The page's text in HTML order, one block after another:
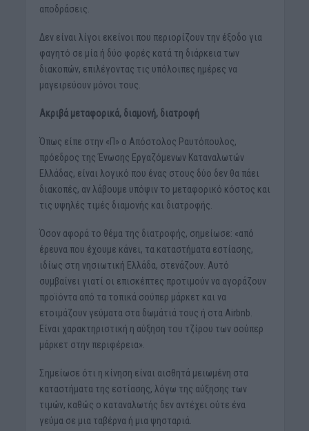
αποδράσεις.
Δεν είναι λίγοι εκείνοι που περιορίζουν την έξοδο για
φαγητό σε μία ή δύο φορές κατά τη διάρκεια των
διακοπών, επιλέγοντας τις υπόλοιπες ημέρες να
μαγειρεύουν μόνοι τους.
Ακριβά μεταφορικά, διαμονή, διατροφή
Όπως είπε στην «Π» ο Απόστολος Ραυτόπουλος,
πρόεδρος της Ένωσης Εργαζόμενων Καταναλωτών
Ελλάδας, είναι λογικό που ένας στους δύο δεν θα πάει
διακοπές, αν λάβουμε υπόψιν το μεταφορικό κόστος και
τις υψηλές τιμές διαμονής και διατροφής.
Όσον αφορά το θέμα της διατροφής, σημείωσε: «από
έρευνα που έχουμε κάνει, τα καταστήματα εστίασης,
ιδίως στη νησιωτική Ελλάδα, στενάζουν. Αυτό
συμβαίνει γιατί οι επισκέπτες προτιμούν να αγοράζουν
προϊόντα από τα τοπικά σούπερ μάρκετ και να
ετοιμάζουν γεύματα στα δωμάτιά τους ή στα Airbnb.
Είναι χαρακτηριστική η αύξηση του τζίρου των σούπερ
μάρκετ στην περιφέρεια».
Σημείωσε ότι η κίνηση είναι αισθητά μειωμένη στα
καταστήματα της εστίασης, λόγω της αύξησης των
τιμών, καθώς ο καταναλωτής δεν αντέχει ούτε ένα
γεύμα σε μια ταβέρνα ή μια ψησταριά.